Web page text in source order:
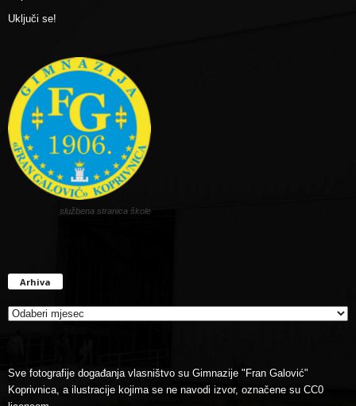
Uključi se!
službena stranica škole
Arhiva
Sve fotografije događanja vlasništvo su Gimnazije "Fran Galović"
Koprivnica, a ilustracije kojima se ne navodi izvor, označene su CC0